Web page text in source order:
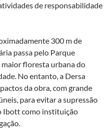
de responsabilidade
300 m de
passa pelo Parque
maior floresta urbana do
No entanto, a Dersa
da obra, com grande
para evitar a supressão
Ibott como instituição